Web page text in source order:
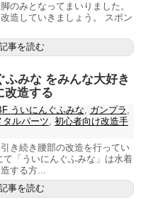
のみとなってまいりました。
造していきましょう。 スポン
事を読む
ふみな をみんな大好き
改造する
ういにんぐふみな, ガンプラ ,
タルパーツ, 初心者向け改造手
き続き腰部の改造を行ってい
て「ういにんぐふみな」は水着
する方...
事を読む